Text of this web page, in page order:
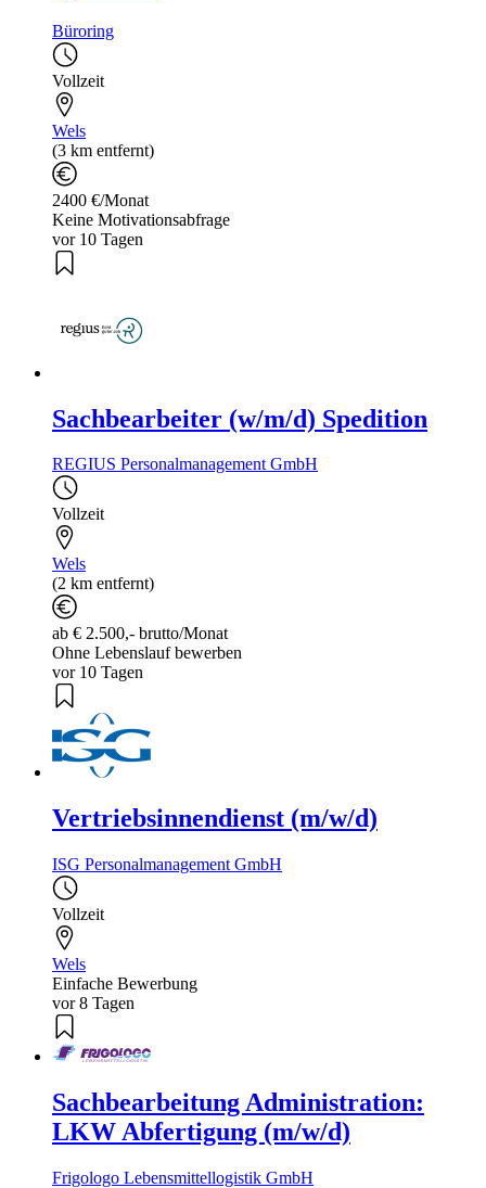
Büroring
Vollzeit
Wels
(3 km entfernt)
2400 €/Monat
Keine Motivationsabfrage
vor 10 Tagen
Sachbearbeiter (w/m/d) Spedition
REGIUS Personalmanagement GmbH
Vollzeit
Wels
(2 km entfernt)
ab € 2.500,- brutto/Monat
Ohne Lebenslauf bewerben
vor 10 Tagen
Vertriebsinnendienst (m/w/d)
ISG Personalmanagement GmbH
Vollzeit
Wels
Einfache Bewerbung
vor 8 Tagen
Sachbearbeitung Administration:
LKW Abfertigung (m/w/d)
Frigologo Lebensmittellogistik GmbH